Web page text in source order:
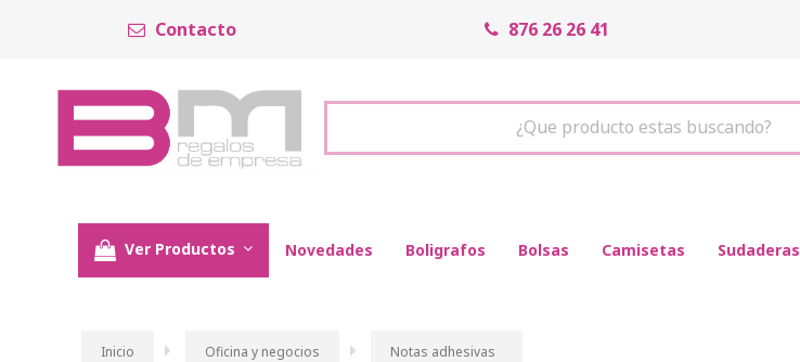
Contacto 876 26 26 41
¿Que producto estas buscando?
Ver Productos Novedades Boligrafos Bolsas Camisetas Sudaderas
Inicio Oficina y negocios Notas adhesivas